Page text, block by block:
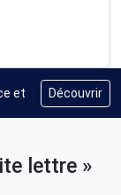
et
Découvrir
lettre »